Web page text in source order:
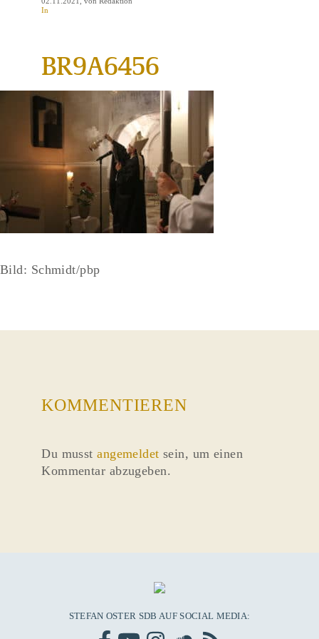
In
BR9A6456
Bild: Schmidt/pbp
KOMMENTIEREN
Du musstangemeldet sein, um einen
Kommentar abzugeben.
STEFAN OSTER SDB AUF SOCIAL MEDIA: